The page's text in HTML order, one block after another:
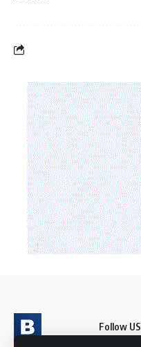
Follow US